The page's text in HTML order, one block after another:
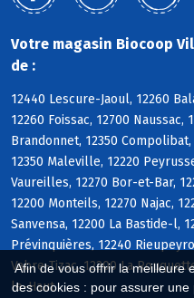
Afin de vous offrir la meilleure
des cookies : pour assurer
Votre magasin Biocoop
de :
12440 Lescure-Jaoul, 12260
12260 Foissac, 12700
Brandonnet, 12350
12350 Maleville, 12220
Vaureilles, 12270 Bor-et-Bar,
12200 Monteils, 12270 Najac,
Sanvensa, 12200 La Bastide-l,
Prévinquières, 12240
Vabre-Tizac, 12200 La
le-Haut